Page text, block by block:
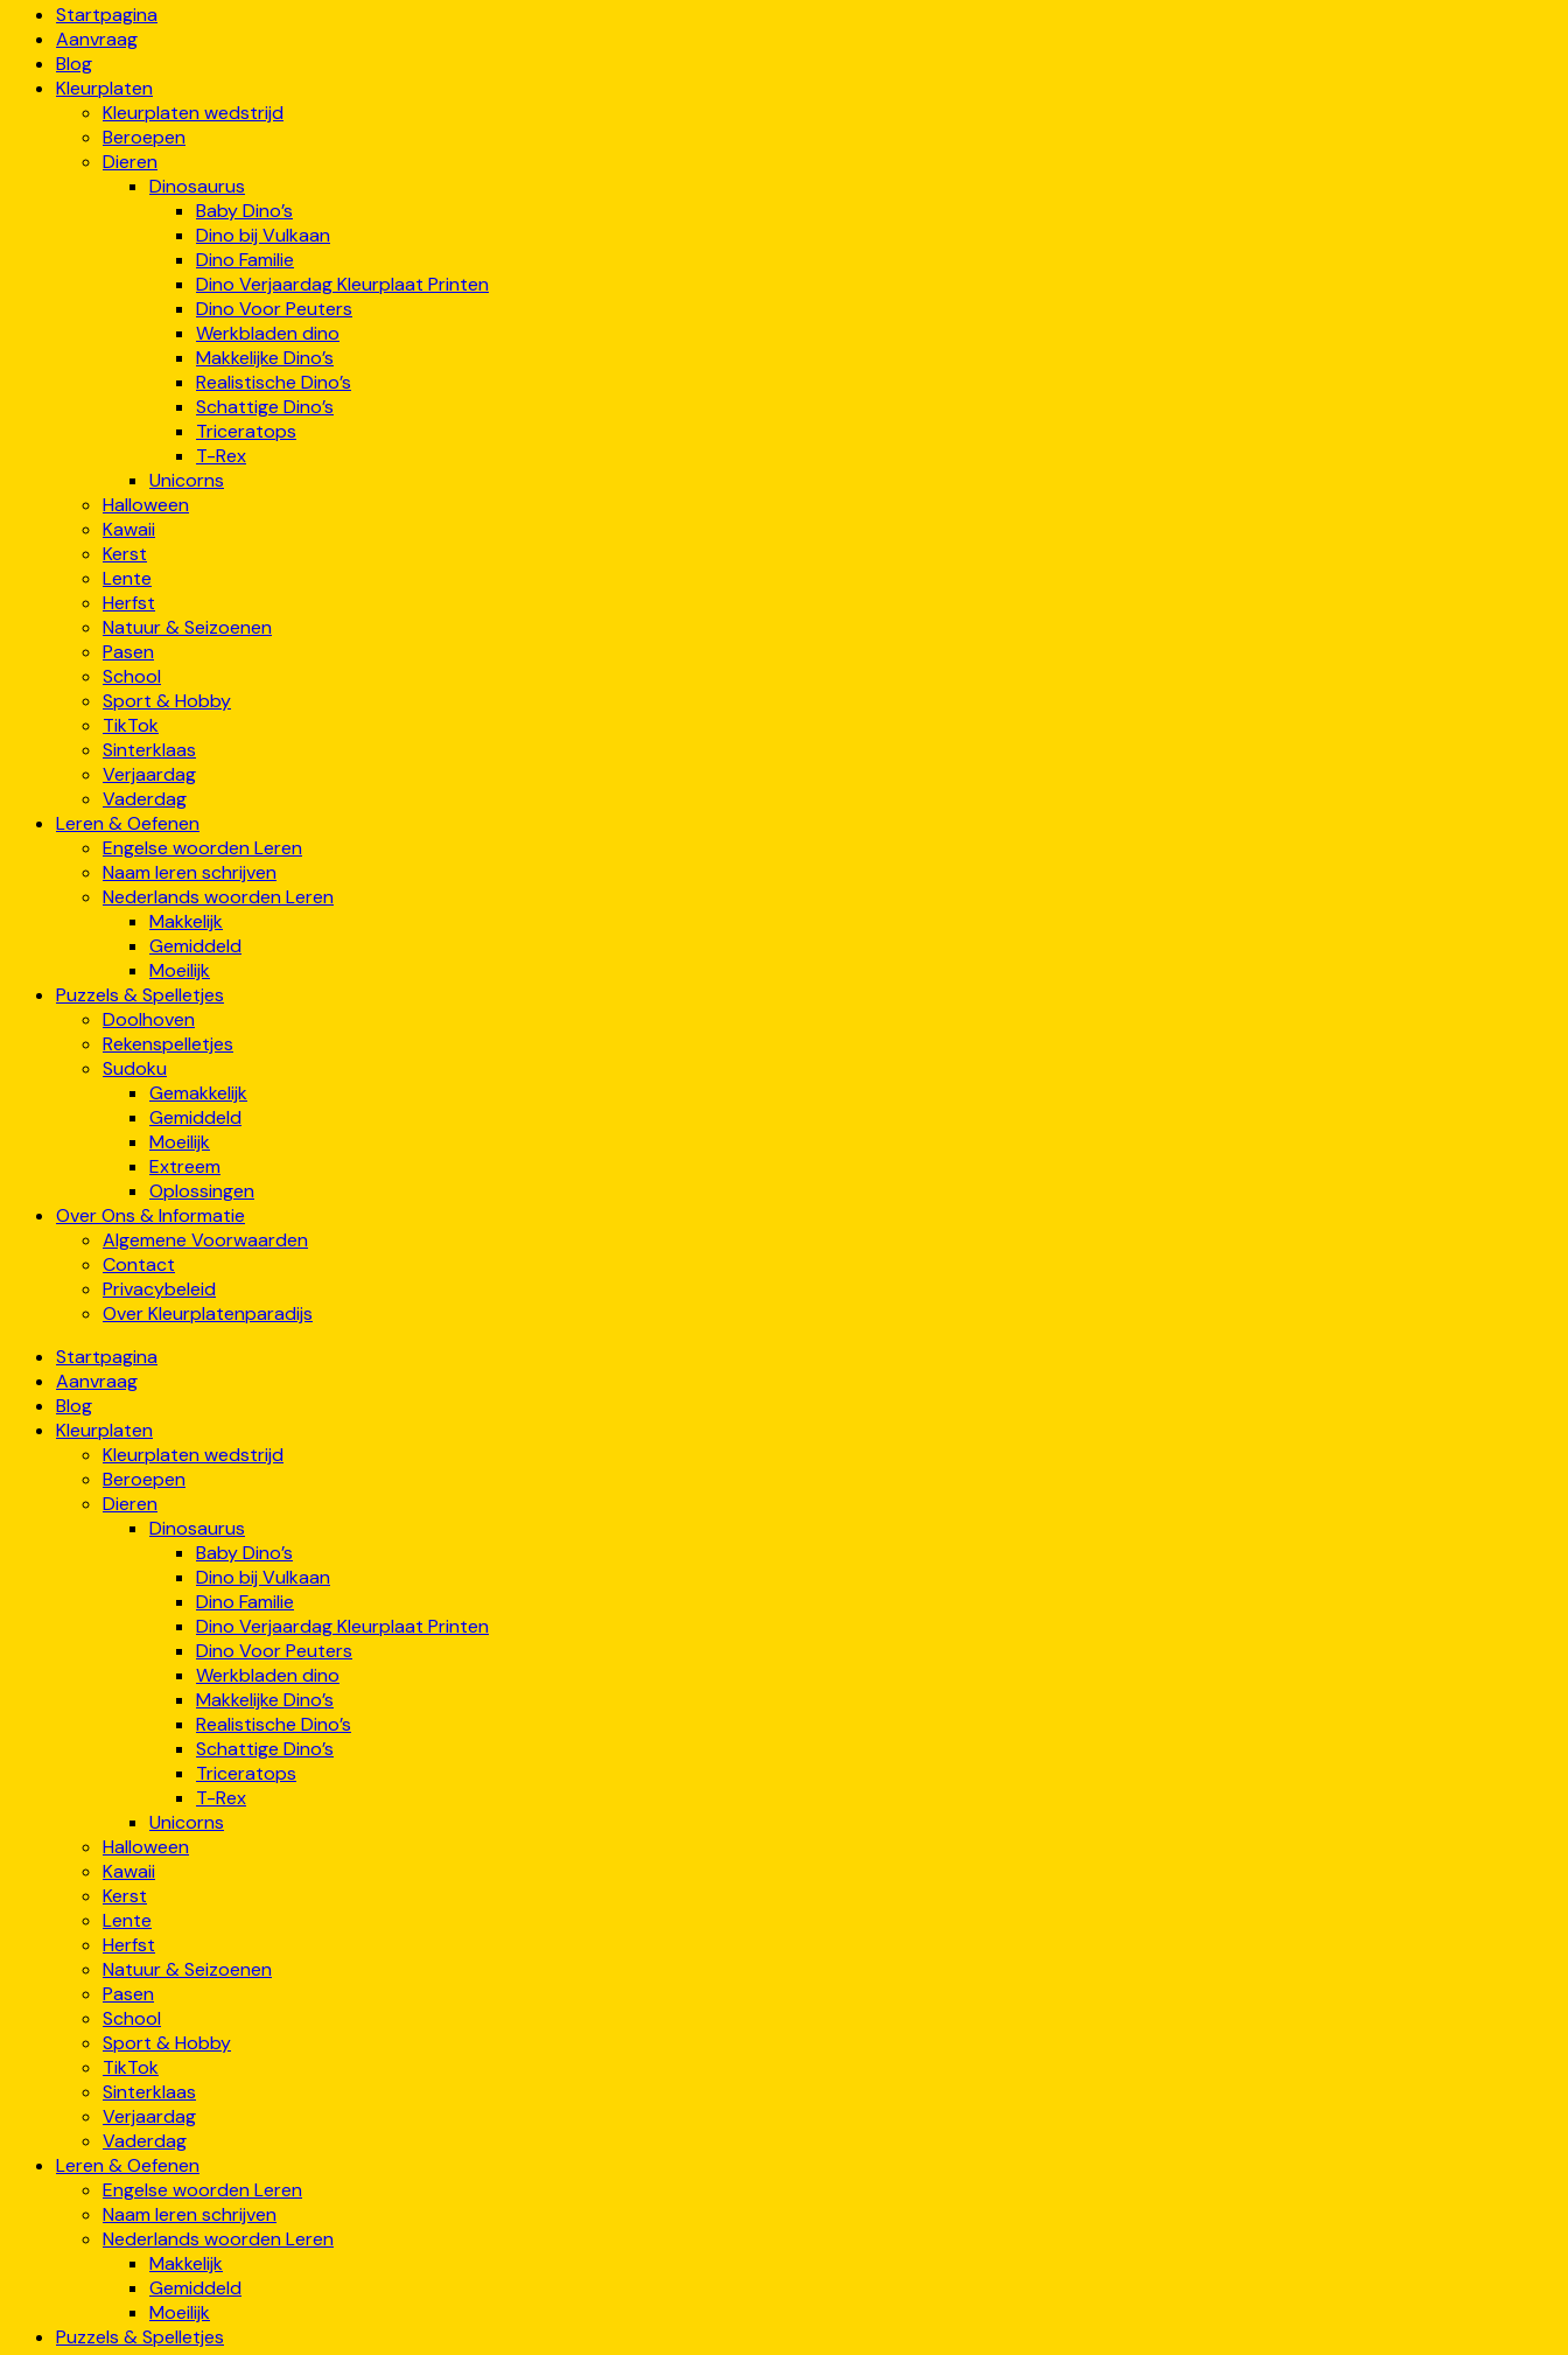
Startpagina
Aanvraag
Blog
Kleurplaten
Kleurplaten wedstrijd
Beroepen
Dieren
Dinosaurus
Baby Dino’s
Dino bij Vulkaan
Dino Familie
Dino Verjaardag Kleurplaat Printen
Dino Voor Peuters
Werkbladen dino
Makkelijke Dino’s
Realistische Dino’s
Schattige Dino’s
Triceratops
T-Rex
Unicorns
Halloween
Kawaii
Kerst
Lente
Herfst
Natuur & Seizoenen
Pasen
School
Sport & Hobby
TikTok
Sinterklaas
Verjaardag
Vaderdag
Leren & Oefenen
Engelse woorden Leren
Naam leren schrijven
Nederlands woorden Leren
Makkelijk
Gemiddeld
Moeilijk
Puzzels & Spelletjes
Doolhoven
Rekenspelletjes
Sudoku
Gemakkelijk
Gemiddeld
Moeilijk
Extreem
Oplossingen
Over Ons & Informatie
Algemene Voorwaarden
Contact
Privacybeleid
Over Kleurplatenparadijs
Startpagina
Aanvraag
Blog
Kleurplaten
Kleurplaten wedstrijd
Beroepen
Dieren
Dinosaurus
Baby Dino’s
Dino bij Vulkaan
Dino Familie
Dino Verjaardag Kleurplaat Printen
Dino Voor Peuters
Werkbladen dino
Makkelijke Dino’s
Realistische Dino’s
Schattige Dino’s
Triceratops
T-Rex
Unicorns
Halloween
Kawaii
Kerst
Lente
Herfst
Natuur & Seizoenen
Pasen
School
Sport & Hobby
TikTok
Sinterklaas
Verjaardag
Vaderdag
Leren & Oefenen
Engelse woorden Leren
Naam leren schrijven
Nederlands woorden Leren
Makkelijk
Gemiddeld
Moeilijk
Puzzels & Spelletjes